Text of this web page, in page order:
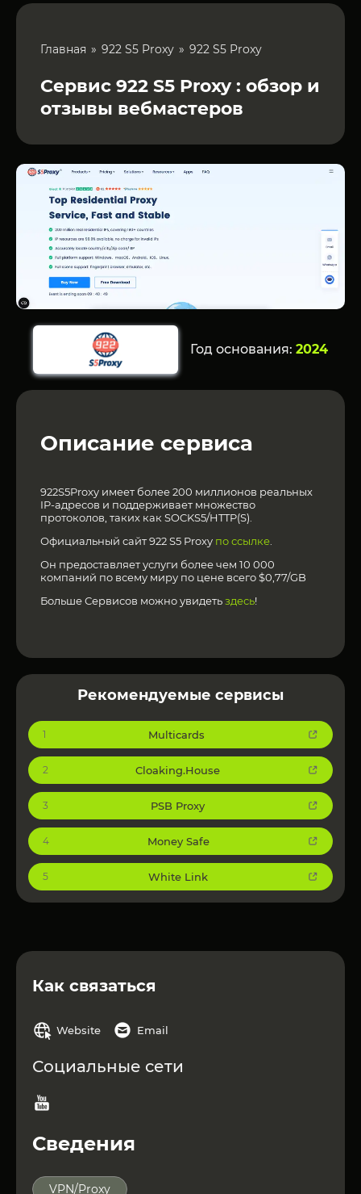
Главная 922 S5 Proxy 922 S5 Proxy
Сервис 922 S5 Proxy : обзор и
отзывы вебмастеров
Год основания: 2024
Описание сервиса
922S5Proxy имеет более 200 миллионов реальных
IP-адресов и поддерживает множество
протоколов, таких как SOCKS5/HTTP(S).
Официальный сайт 922 S5 Proxy по ссылке.
Он предоставляет услуги более чем 10 000
компаний по всему миру по цене всего $0,77/GB
Больше Сервисов можно увидетьздесь!
Рекомендуемые сервисы
1 Multicards
2 Cloaking.House
3 PSB Proxy
4 Money Safe
5 White Link
Как связаться
Website Email
Социальные сети
Сведения
VPN/Proxy